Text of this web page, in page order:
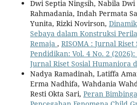
Dwi Septia Ningsih, Nabila
Rahmadania, Indah Permata
Yunita, Rizki Novirson,
Sebaya dalam Konstruksi
Remaja , RISOMA : Jurnal
Pendidikan: Vol. 4 No. 2
Jurnal Riset Sosial Humaniora
Nadya Ramadinah, Latiffa
Erma Nadhifa, Wahdania
Resti Okta Sari, Peran